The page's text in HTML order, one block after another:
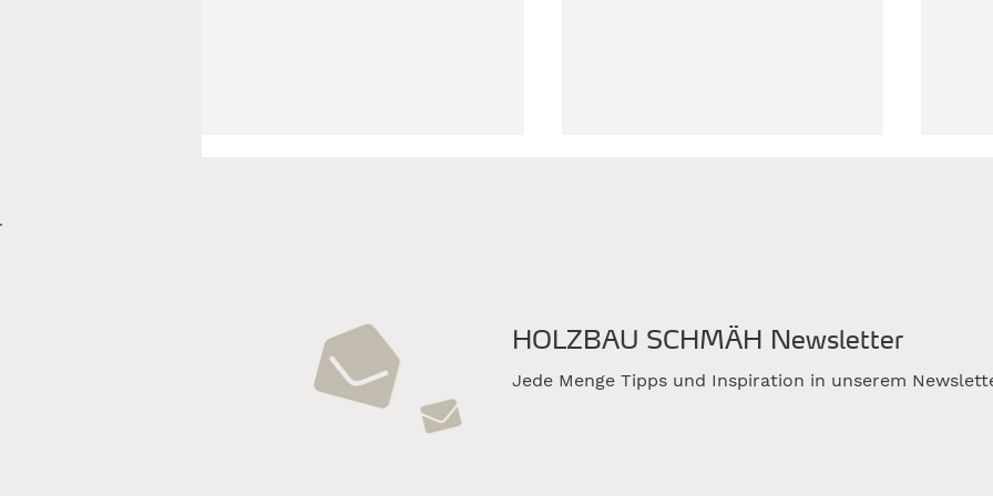
DEINE ZUKUNFT bei
Holzbau Schmäh als
Zimmerer- oder
Ausgezeichneter
Firmenneubau:
HOLZBAU SCHMÄH Newsletter
Jede Menge Tipps und Inspiration in unserem